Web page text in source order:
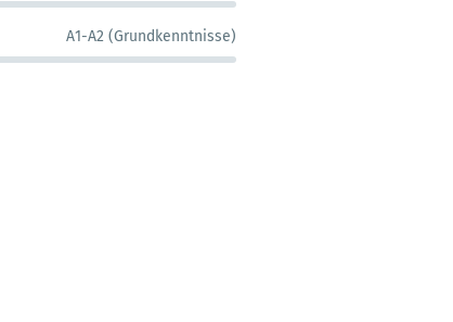
A1-A2 (Grundkenntnisse)